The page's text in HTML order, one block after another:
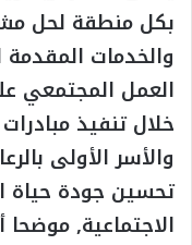
بكل منطقة لحل
والخدمات
العمل المجتمعي
خلال تنفيذ
والأسر الأولى
تحسين جودة حياة
الاجتماعية, موضحا